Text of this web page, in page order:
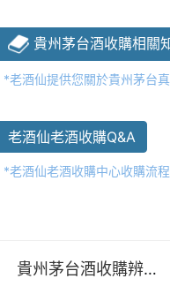
貴州茅台酒收購相關
*老酒仙提供您關於貴州茅台
老酒仙老酒收購Q&A
*老酒仙老酒收購中心收購流
貴州茅台酒收購辨識